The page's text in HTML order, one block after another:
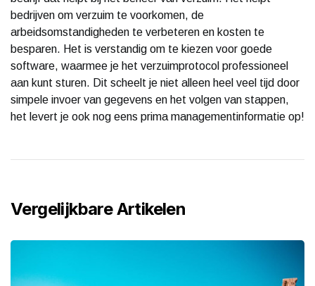
bedrijven om verzuim te voorkomen, de
arbeidsomstandigheden te verbeteren en kosten te
besparen. Het is verstandig om te kiezen voor goede
software, waarmee je het verzuimprotocol professioneel
aan kunt sturen. Dit scheelt je niet alleen heel veel tijd door
simpele invoer van gegevens en het volgen van stappen,
het levert je ook nog eens prima managementinformatie op!
Vergelijkbare Artikelen